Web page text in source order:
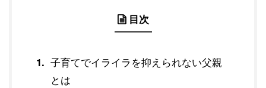
目次
子育てでイライラを抑えられない父親
とは